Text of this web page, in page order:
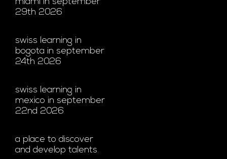
swiss learning in new
york in september
30th 2026
swiss learning in
miami in september
29th 2026
swiss learning in
bogota in september